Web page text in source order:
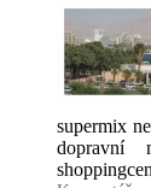
supermix
dopravní